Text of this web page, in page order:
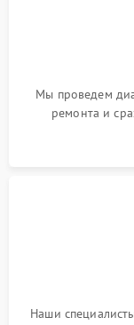
Мы проведем
ремонта и
Наши